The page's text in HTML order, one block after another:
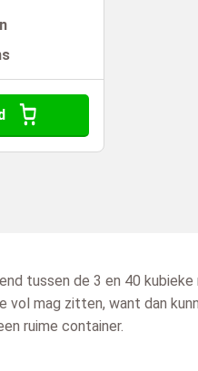
tussen de 3 en 40
vol mag zitten, want dan
ruime container.